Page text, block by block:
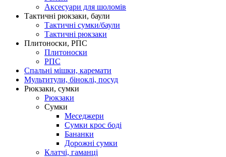
Аксесуари для шоломів
Тактичні рюкзаки, баули
Тактичні сумки/баули
Тактичні рюкзаки
Плитоноски, РПС
Плитоноски
РПС
Спальні мішки, каремати
Мультитули, біноклі, посуд
Рюкзаки, сумки
Рюкзаки
Сумки
Меседжери
Сумки крос боді
Бананки
Дорожні сумки
Клатчі, гаманці